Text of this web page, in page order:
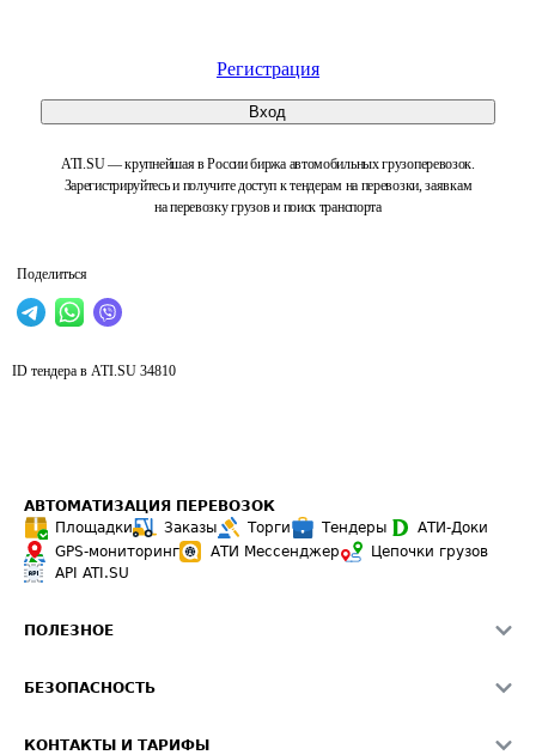
Регистрация
Вход
ATI.SU — крупнейшая в России биржа автомобильных грузоперевозок.
Зарегистрируйтесь и получите доступ к тендерам на перевозки, заявкам
на перевозку грузов и поиск транспорта
Поделиться
ID тендера в ATI.SU 34810
АВТОМАТИЗАЦИЯ ПЕРЕВОЗОК
Площадки
Заказы Торги Тендеры
АТИ-Доки
GPS-мониторинг
АТИ Мессенджер
Цепочки грузов
API ATI.SU
ПОЛЕЗНОЕ
Звезды ATI.SU на вашем сайте
БЕЗОПАСНОСТЬ
КОНТАКТЫ И ТАРИФЫ